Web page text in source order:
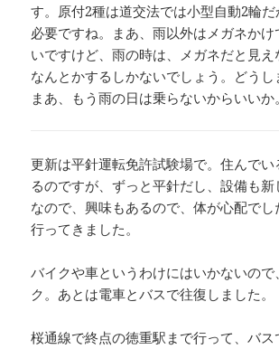
す。原付2種は道交法では小型自動2輪
必要ですね。まあ、雨以外はメガネか
いですけど、雨の時は、メガネだと見え
なんとかするしかないでしょう。どうし
まあ、もう雨の日は乗らないからいいか。
更新は平針運転免許試験場で。住んで
るのですが、ずっと平針だし、設備も新
なので、興味もあるので、体が心配で
行ってきました。
バイクや車というわけにはいかないので
ク。あとは電車とバスで往復しました。
桜通線で終点の徳重駅まで行って、バス